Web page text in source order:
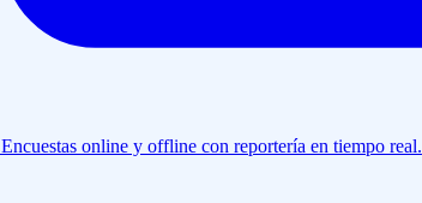
Encuestas online y offline con reportería en tiempo real.